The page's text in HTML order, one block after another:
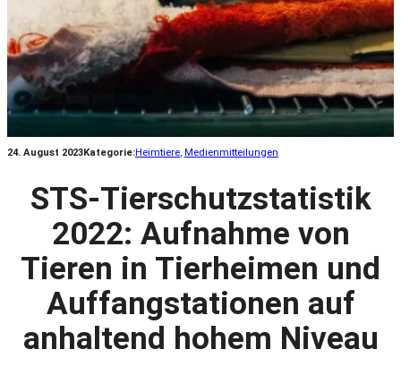
24. August 2023Kategorie:Heimtiere, Medienmitteilungen
STS-Tierschutzstatistik
2022: Aufnahme von
Tieren in Tierheimen und
Auffangstationen auf
anhaltend hohem Niveau